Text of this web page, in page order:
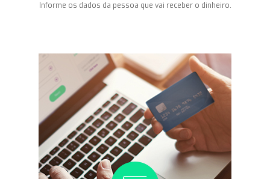
Informe os dados da pessoa que vai receber o dinheiro.